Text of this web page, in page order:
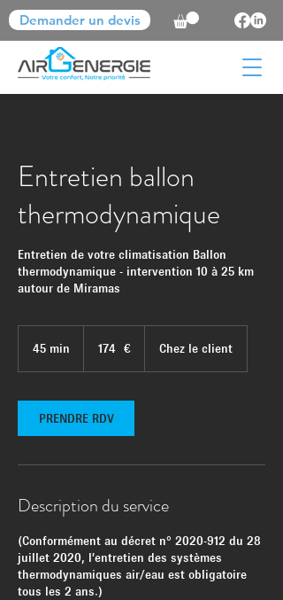
Demander un devis
Entretien ballon
thermodynamique
Entretien de votre climatisation Ballon
thermodynamique - intervention 10 à 25 km
autour de Miramas
45 min
i
n
174 € Chez le client
PRENDRE RDV
Description du service
(Conformément au décret n° 2020-912 du 28
juillet 2020, l’entretien des systèmes
thermodynamiques air/eau est obligatoire
tous les 2 ans.)